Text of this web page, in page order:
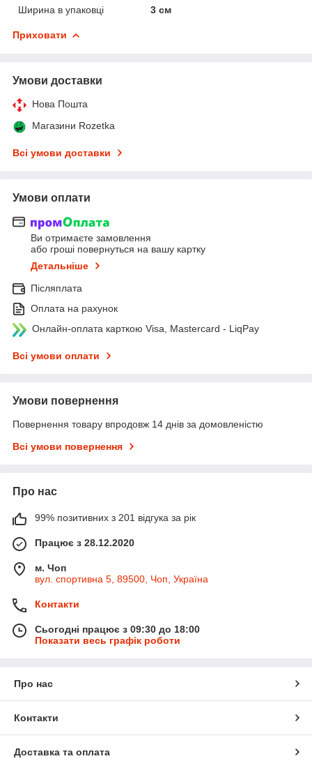
Ширина в упаковці
3 см
Приховати
Умови доставки
Нова Пошта
Магазини Rozetka
Всі умови доставки
Умови оплати
Ви отримаєте замовлення
або гроші повернуться на вашу картку
Детальніше
Післяплата
Оплата на рахунок
Онлайн-оплата карткою Visa, Mastercard - LiqPay
Всі умови оплати
Умови повернення
Повернення товару впродовж 14 днів за домовленістю
Всі умови повернення
Про нас
99% позитивних з 201 відгука за рік
Працює з 28.12.2020
м. Чоп
вул. спортивна 5, 89500, Чоп, Україна
Контакти
Сьогодні працює з 09:30 до 18:00
Показати весь графік роботи
Про нас
Контакти
Доставка та оплата